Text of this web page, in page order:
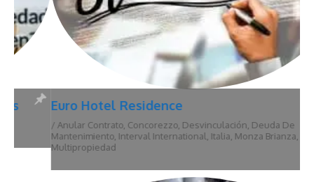
Euro Hotel Residence
Anular Contrato ,Concorezzo,Desvinculación,Deuda De
Mantenimiento,Interval International,Italia,Monza Brianza,
Multipropiedad